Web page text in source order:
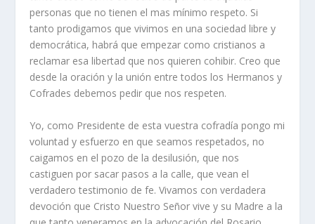
personas que no tienen el mas mínimo respeto. Si
tanto prodigamos que vivimos en una sociedad libre y
democrática, habrá que empezar como cristianos a
reclamar esa libertad que nos quieren cohibir. Creo que
desde la oración y la unión entre todos los Hermanos y
Cofrades debemos pedir que nos respeten.
Yo, como Presidente de esta vuestra cofradía pongo mi
voluntad y esfuerzo en que seamos respetados, no
caigamos en el pozo de la desilusión, que nos
castiguen por sacar pasos a la calle, que vean el
verdadero testimonio de fe. Vivamos con verdadera
devoción que Cristo Nuestro Señor vive y su Madre a la